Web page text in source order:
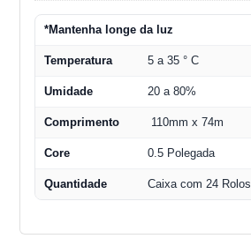
*Mantenha longe da luz
Temperatura 5 a 35 ° C
Umidade 20 a 80%
Comprimento 110mm x 74m
Core 0.5 Polegada
Quantidade Caixa com 24 Rolos